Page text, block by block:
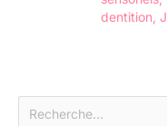
dentition